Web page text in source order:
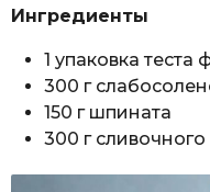
Ингредиенты
1 упаковка теста
300 г
150 г шпината
300 г